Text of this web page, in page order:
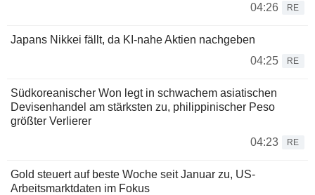
04:26
RE
Japans Nikkei fällt, da KI-nahe Aktien nachgeben
04:25
RE
Südkoreanischer Won legt in schwachem asiatischen
Devisenhandel am stärksten zu, philippinischer Peso
größter Verlierer
04:23
RE
Gold steuert auf beste Woche seit Januar zu, US-
Arbeitsmarktdaten im Fokus